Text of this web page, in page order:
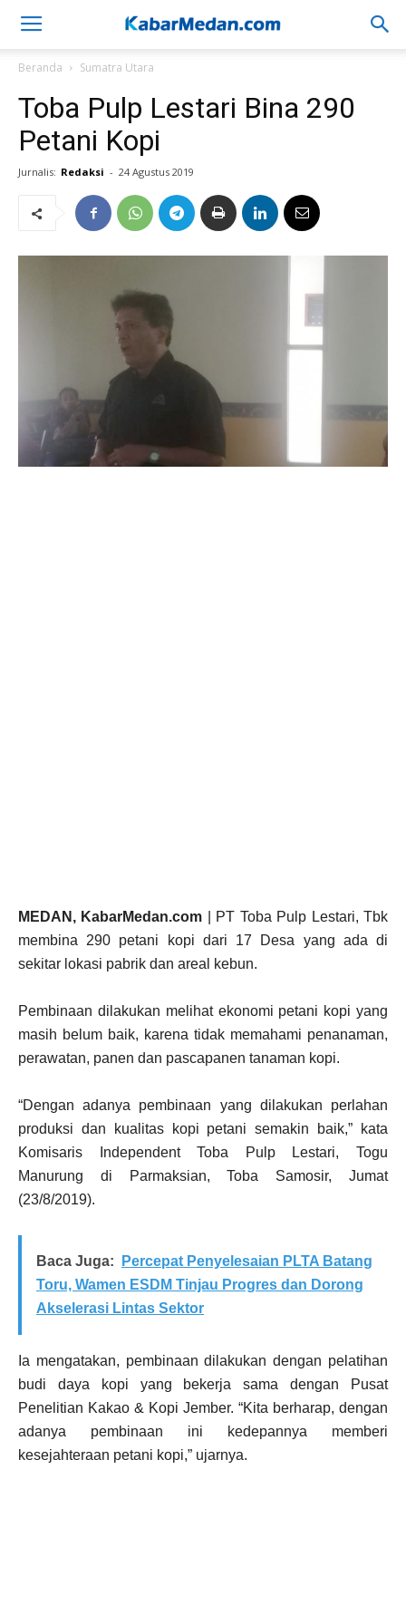
Beranda Sumatra Utara
Toba Pulp Lestari Bina 290
Petani Kopi
Jurnalis: Redaksi - 24 Agustus 2019
MEDAN, KabarMedan.com | PT Toba Pulp Lestari, Tbk
membina 290 petani kopi dari 17 Desa yang ada di
sekitar lokasi pabrik dan areal kebun.
Pembinaan dilakukan melihat ekonomi petani kopi yang
masih belum baik, karena tidak memahami penanaman,
perawatan, panen dan pascapanen tanaman kopi.
“Dengan adanya pembinaan yang dilakukan perlahan
produksi dan kualitas kopi petani semakin baik,” kata
Komisaris Independent Toba Pulp Lestari, Togu
Manurung di Parmaksian, Toba Samosir, Jumat
(23/8/2019).
Baca Juga:
Percepat Penyelesaian PLTA Batang
Toru, Wamen ESDM Tinjau Progres dan Dorong
Akselerasi Lintas Sektor
Ia mengatakan, pembinaan dilakukan dengan pelatihan
budi daya kopi yang bekerja sama dengan Pusat
Penelitian Kakao & Kopi Jember. “Kita berharap, dengan
adanya pembinaan ini kedepannya memberi
kesejahteraan petani kopi,” ujarnya.